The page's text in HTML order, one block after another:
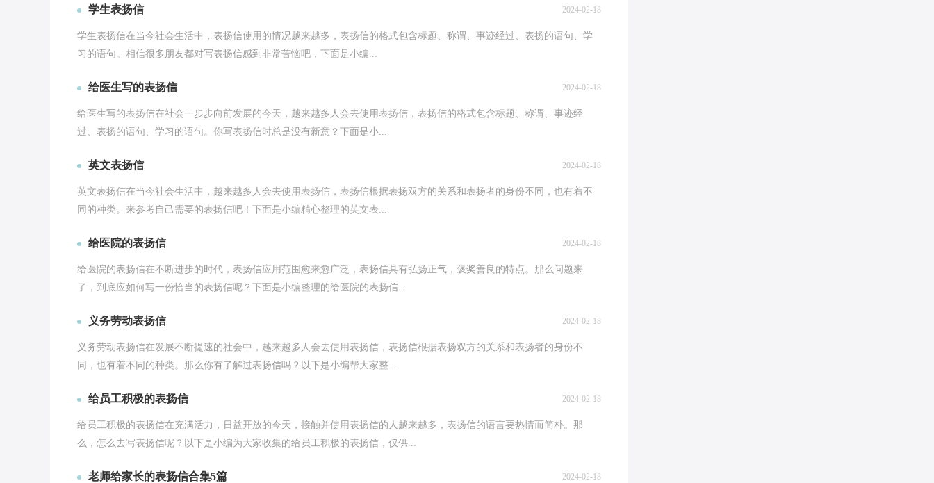
学生表扬信 2024-02-18
学生表扬信在当今社会生活中，表扬信使用的情况越来越多，表扬信的格式包含标题、称谓、事迹经过、表扬的语句、学
习的语句。相信很多朋友都对写表扬信感到非常苦恼吧，下面是小编...
给医生写的表扬信 2024-02-18
给医生写的表扬信在社会一步步向前发展的今天，越来越多人会去使用表扬信，表扬信的格式包含标题、称谓、事迹经
过、表扬的语句、学习的语句。你写表扬信时总是没有新意？下面是小...
英文表扬信 2024-02-18
英文表扬信在当今社会生活中，越来越多人会去使用表扬信，表扬信根据表扬双方的关系和表扬者的身份不同，也有着不
同的种类。来参考自己需要的表扬信吧！下面是小编精心整理的英文表...
给医院的表扬信 2024-02-18
给医院的表扬信在不断进步的时代，表扬信应用范围愈来愈广泛，表扬信具有弘扬正气，褒奖善良的特点。那么问题来
了，到底应如何写一份恰当的表扬信呢？下面是小编整理的给医院的表扬信...
义务劳动表扬信 2024-02-18
义务劳动表扬信在发展不断提速的社会中，越来越多人会去使用表扬信，表扬信根据表扬双方的关系和表扬者的身份不
同，也有着不同的种类。那么你有了解过表扬信吗？以下是小编帮大家整...
给员工积极的表扬信 2024-02-18
给员工积极的表扬信在充满活力，日益开放的今天，接触并使用表扬信的人越来越多，表扬信的语言要热情而简朴。那
么，怎么去写表扬信呢？以下是小编为大家收集的给员工积极的表扬信，仅供...
老师给家长的表扬信合集5篇 2024-02-18